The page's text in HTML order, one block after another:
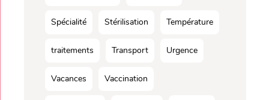
Spécialité Stérilisation Température
traitements Transport Urgence
Vacances Vaccination